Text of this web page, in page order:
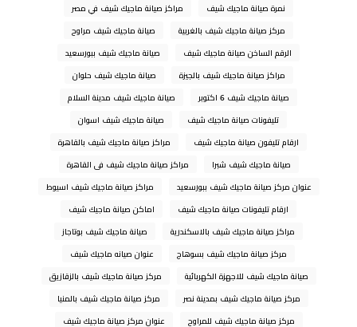
نمرة صيانة ماجيك شيف
مراكز صيانة ماجيك شيف في مصر
مركز صيانة ماجيك شيف بالغربية
صيانة ماجيك شيف مراوح
الرقم الساخن صيانة ماجيك شيف
صيانة ماجيك شيف ببورسعيد
مراكز صيانة ماجيك شيف بالجيزة
صيانة ماجيك شيف حلوان
صيانة ماجيك شيف 6 اكتوبر
صيانة ماجيك شيف مدينة السلام
تليفونات صيانة ماجيك شيف
صيانة ماجيك شيف اسوان
ارقام تليفون صيانة ماجيك شيف
مراكز صيانة ماجيك شيف بالقاهرة
صيانة ماجيك شيف شبرا
مراكز صيانة ماجيك شيف فى القاهرة
عنوان مركز صيانة ماجيك شيف ببورسعيد
مراكز صيانة ماجيك شيف اسيوط
ارقام تليفونات صيانة ماجيك شيف
اماكن صيانة ماجيك شيف
مراكز صيانة ماجيك شيف بالاسكندرية
صيانة ماجيك شيف بوتاجاز
مركز صيانة ماجيك شيف بسوهاج
عنوان صيانه ماجيك شيف
صيانة ماجيك شيف للاجهزة الكهربائية
مركز صيانة ماجيك شيف بالزقازيق
مركز صيانة ماجيك شيف بمدينة نصر
مركز صيانة ماجيك شيف بالمنيا
مركز صيانة ماجيك شيف للمراوح
عنوان مركز صيانة ماجيك شيف